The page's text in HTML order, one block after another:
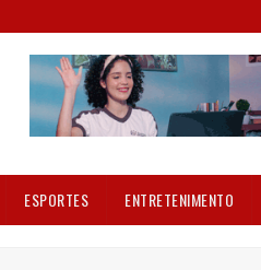
ESPORTES ENTRETENIMENTO